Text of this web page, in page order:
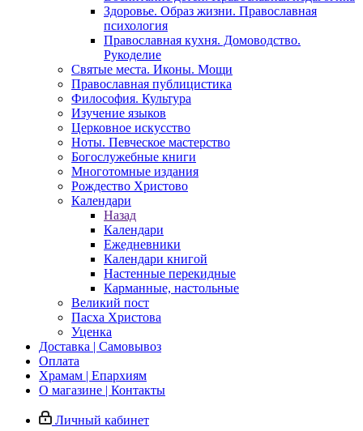
Здоровье. Образ жизни. Православная
психология
Православная кухня. Домоводство.
Рукоделие
Святые места. Иконы. Мощи
Православная публицистика
Философия. Культура
Изучение языков
Церковное искусство
Ноты. Певческое мастерство
Богослужебные книги
Многотомные издания
Рождество Христово
Календари
Назад
Календари
Ежедневники
Календари книгой
Настенные перекидные
Карманные, настольные
Великий пост
Пасха Христова
Уценка
Доставка | Самовывоз
Оплата
Храмам | Епархиям
О магазине | Контакты
Личный кабинет